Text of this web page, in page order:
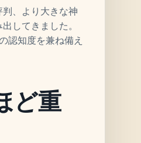
、より大きな神
してきました。
認知度を兼ね備え
ど重